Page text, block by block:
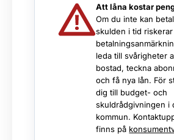
Att låna kostar
Om du inte kan
skulden i tid
leda till svårigheter
bostad, teckna
och få nya lån. För
dig till budget- och
skuldrådgivningen i
kommun.
finns på